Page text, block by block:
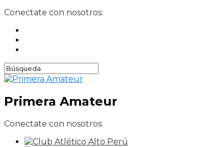
Conectate con nosotros:
Primera Amateur
Conectate con nosotros: